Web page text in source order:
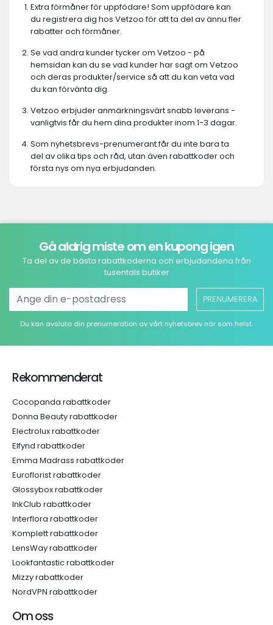
Extra förmåner för uppfödare! Som uppfödare kan
du registrera dig hos Vetzoo för att ta del av ännu fler
rabatter och förmåner.
Se vad andra kunder tycker om Vetzoo - på
hemsidan kan du se vad kunder har sagt om Vetzoo
och deras produkter/service så att du kan veta vad
du kan förvänta dig.
Vetzoo erbjuder anmärkningsvärt snabb leverans -
vanligtvis får du hem dina produkter inom 1-3 dagar.
Som nyhetsbrevs-prenumerant får du inte bara ta
del av olika tips och råd, utan även rabattkoder och
första nys om nya erbjudanden.
Gå aldrig miste om en kupong igen
Ta del av de bästa rabattkoderna och erbjudandena från
tusentals butiker
PRENUMERERA
Du kan avsluta din prenumeration av vårt nyhetsbrev när som helst.
Rekommenderat
Cocopanda rabattkoder
Donna Beauty rabattkoder
Electrolux rabattkoder
Elfynd rabattkoder
Emma Madrass rabattkoder
Euroflorist rabattkoder
Glossybox rabattkoder
InkClub rabattkoder
Interflora rabattkoder
Komplett rabattkoder
LensWay rabattkoder
Lookfantastic rabattkoder
Mizzy rabattkoder
NordVPN rabattkoder
Om oss